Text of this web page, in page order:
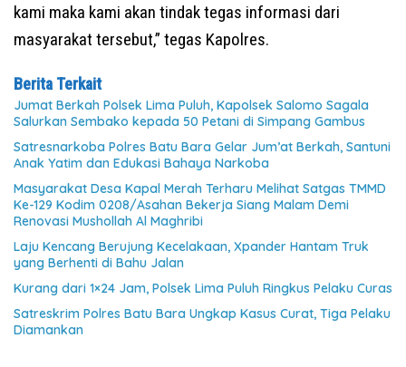
kami maka kami akan tindak tegas informasi dari
masyarakat tersebut,” tegas Kapolres.
Berita Terkait
Jumat Berkah Polsek Lima Puluh, Kapolsek Salomo Sagala
Salurkan Sembako kepada 50 Petani di Simpang Gambus
Satresnarkoba Polres Batu Bara Gelar Jum’at Berkah, Santuni
Anak Yatim dan Edukasi Bahaya Narkoba
Masyarakat Desa Kapal Merah Terharu Melihat Satgas TMMD
Ke-129 Kodim 0208/Asahan Bekerja Siang Malam Demi
Renovasi Mushollah Al Maghribi
Laju Kencang Berujung Kecelakaan, Xpander Hantam Truk
yang Berhenti di Bahu Jalan
Kurang dari 1×24 Jam, Polsek Lima Puluh Ringkus Pelaku Curas
Satreskrim Polres Batu Bara Ungkap Kasus Curat, Tiga Pelaku
Diamankan